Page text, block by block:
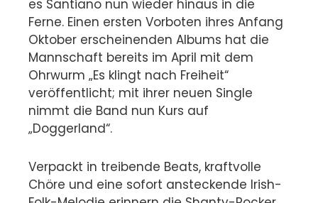
es Santiano nun wieder hinaus in die
Ferne. Einen ersten Vorboten ihres Anfang
Oktober erscheinenden Albums hat die
Mannschaft bereits im April mit dem
Ohrwurm „Es klingt nach Freiheit“
veröffentlicht; mit ihrer neuen Single
nimmt die Band nun Kurs auf
„Doggerland“.
Verpackt in treibende Beats, kraftvolle
Chöre und eine sofort ansteckende Irish-